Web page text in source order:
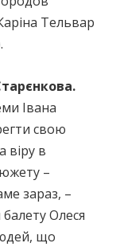
Тельвар
Івана
свою
віру в
–
зараз, –
Олеся
що